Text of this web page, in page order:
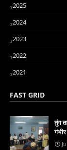
2025
2024
2023
2022
2021
FAST GRID
तुंग
गंभीर